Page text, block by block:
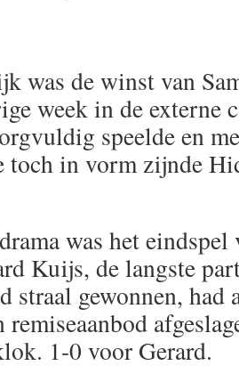
was de winst van
week in de externe
speelde en
toch in vorm zijnde
was het
Kuijs, de langste
straal gewonnen, had
remiseaanbod
1-0 voor Gerard.